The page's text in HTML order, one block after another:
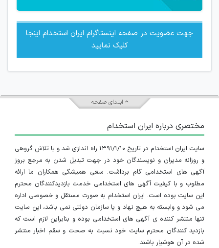
جهت عضویت در صفحه اینستاگرام ایران استخدام اینجا
کلیک نمایید
ابتدای صفحه
مختصری درباره ایران استخدام
سایت ایران استخدام در تاریخ ۱۳۹۱/۱/۱۰ راه اندازی شد و با تلاش گروهی
و روزانه مدیران و نویسندگان خود در جهت تبدیل شدن به مرجع بروز
آگهی های استخدامی گام برداشت. سعی همیشگی همکاران ما ارائه
مطلوب و با کیفیت آگهی های استخدامی خدمت بازدیدکنندگان محترم
این سایت بوده است. ایران استخدام به صورت مستقل و خصوصی اداره
می شود و وابسته به هیچ نهاد و یا سازمان دولتی نمی باشد، این سایت
تنها منتشر کننده ی آگهی های استخدامی بوده و بنابراین لازم است که
بازدید کنندگان محترم سایت خود نسبت به صحت و سقم اخبار منتشر
شده در آن هوشیار باشند.